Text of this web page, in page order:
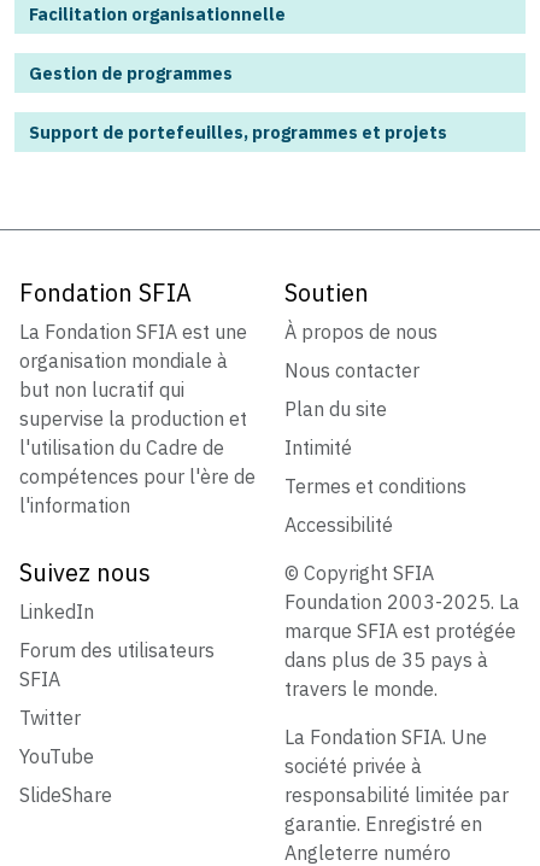
Facilitation organisationnelle
Gestion de programmes
Support de portefeuilles, programmes et projets
Fondation SFIA
La Fondation SFIA est une
organisation mondiale à
but non lucratif qui
supervise la production et
l'utilisation du Cadre de
compétences pour l'ère de
l'information
Soutien
À propos de nous
Nous contacter
Plan du site
Intimité
Termes et conditions
Accessibilité
Suivez nous
LinkedIn
Forum des utilisateurs
SFIA
Twitter
YouTube
SlideShare
© Copyright SFIA
Foundation 2003-2025. La
marque SFIA est protégée
dans plus de 35 pays à
travers le monde.
La Fondation SFIA. Une
société privée à
responsabilité limitée par
garantie. Enregistré en
Angleterre numéro